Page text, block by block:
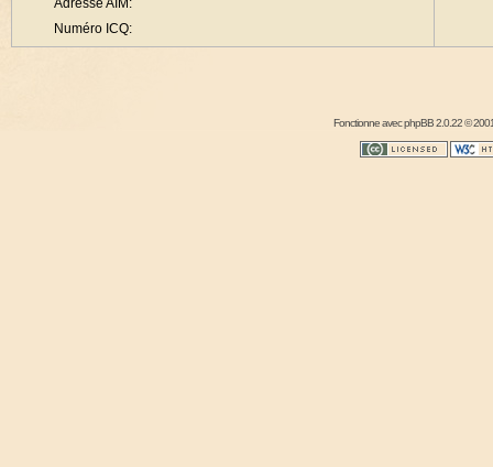
Adresse AIM:
Numéro ICQ:
Fonctionne avecphpBB2.0.22 ©